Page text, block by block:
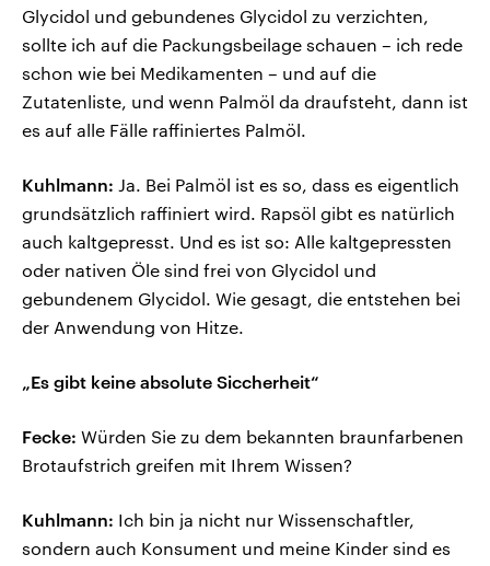
Glycidol und gebundenes Glycidol zu verzichten,
sollte ich auf die Packungsbeilage schauen – ich rede
schon wie bei Medikamenten – und auf die
Zutatenliste, und wenn Palmöl da draufsteht, dann ist
es auf alle Fälle raffiniertes Palmöl.
Kuhlmann: Ja. Bei Palmöl ist es so, dass es eigentlich
grundsätzlich raffiniert wird. Rapsöl gibt es natürlich
auch kaltgepresst. Und es ist so: Alle kaltgepressten
oder nativen Öle sind frei von Glycidol und
gebundenem Glycidol. Wie gesagt, die entstehen bei
der Anwendung von Hitze.
„Es gibt keine absolute Siccherheit“
Fecke: Würden Sie zu dem bekannten braunfarbenen
Brotaufstrich greifen mit Ihrem Wissen?
Kuhlmann: Ich bin ja nicht nur Wissenschaftler,
sondern auch Konsument und meine Kinder sind es